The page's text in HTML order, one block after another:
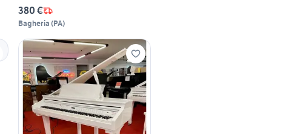
380 €
Bagheria (PA)